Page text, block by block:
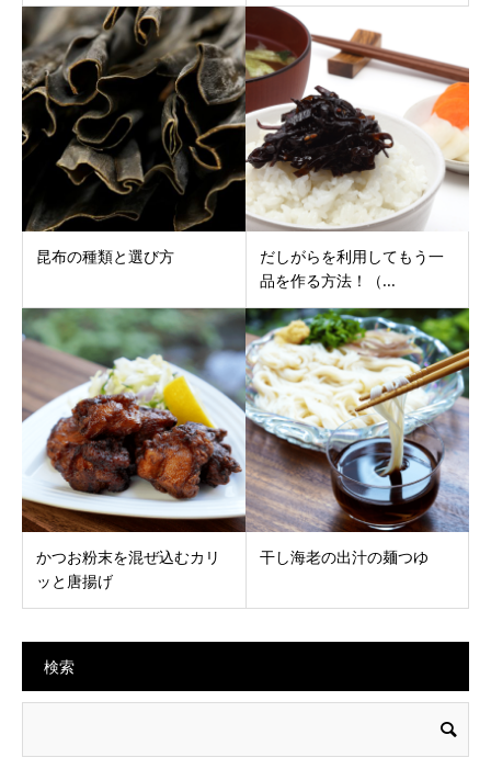
昆布の種類と選び方
だしがらを利用してもう一
品を作る方法！（...
かつお粉末を混ぜ込むカリ
ッと唐揚げ
干し海老の出汁の麺つゆ
検索